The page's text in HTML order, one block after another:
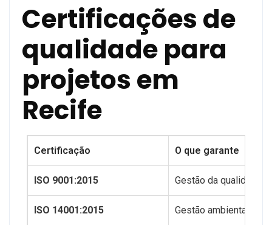
Certificações de
qualidade para
projetos em
Recife
Certificação O que garante
ISO 9001:2015 Gestão da qualidade
ISO 14001:2015 Gestão ambiental